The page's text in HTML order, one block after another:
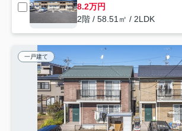
8.2万円
2階 / 58.51㎡ / 2LDK
一戸建て